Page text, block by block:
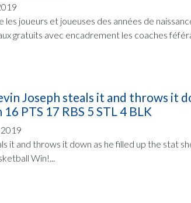
les joueurs et joueuses des années de
gratuits avec encadrement les coaches
Joseph steals it and throws it
PTS 17 RBS 5 STL 4 BLK
it and throws it down as he filled up the stat
Win!...